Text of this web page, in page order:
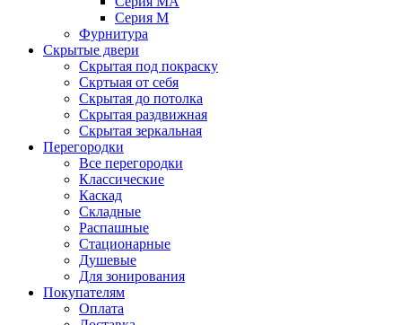
Серия M
Фурнитура
Скрытые двери
Скрытая под покраску
Скртыая от себя
Скрытая до потолка
Скрытая раздвижная
Скрытая зеркальная
Перегородки
Все перегородки
Классические
Каскад
Складные
Распашные
Стационарные
Душевые
Для зонирования
Покупателям
Оплата